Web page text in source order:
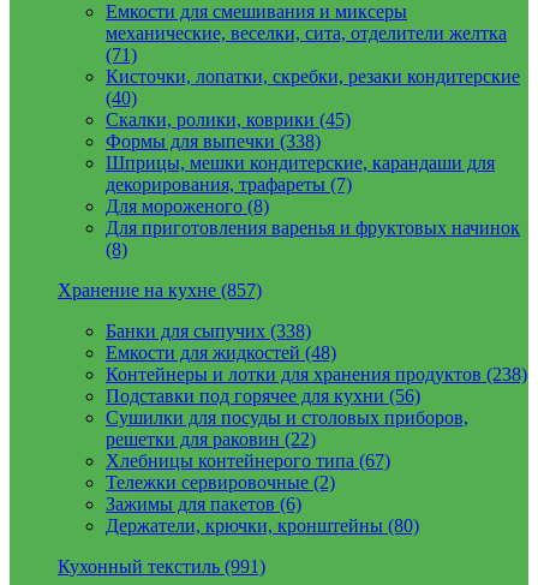
Емкости для смешивания и миксеры
механические, веселки, сита, отделители желтка
(71)
Кисточки, лопатки, скребки, резаки кондитерские
(40)
Скалки, ролики, коврики (45)
Формы для выпечки (338)
Шприцы, мешки кондитерские, карандаши для
декорирования, трафареты (7)
Для мороженого (8)
Для приготовления варенья и фруктовых начинок
(8)
Хранение на кухне (857)
Банки для сыпучих (338)
Емкости для жидкостей (48)
Контейнеры и лотки для хранения продуктов (238)
Подставки под горячее для кухни (56)
Сушилки для посуды и столовых приборов,
решетки для раковин (22)
Хлебницы контейнерого типа (67)
Тележки сервировочные (2)
Зажимы для пакетов (6)
Держатели, крючки, кронштейны (80)
Кухонный текстиль (991)